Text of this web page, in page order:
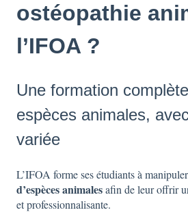
ostéopathie
l’IFOA ?
Une formation
espèces animales,
variée
L’IFOA forme ses étudiants à manipuler
d’espèces animalesafin de leur offrir
et professionnalisante.